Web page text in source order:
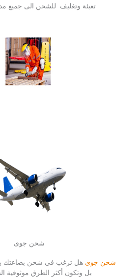
تعبئة وتغليف للشحن الى جميع
شحن جوى
شحن جوى هل ترغب في شحن بضاعتك
بل وتكون أكثر الطرق موثوقية